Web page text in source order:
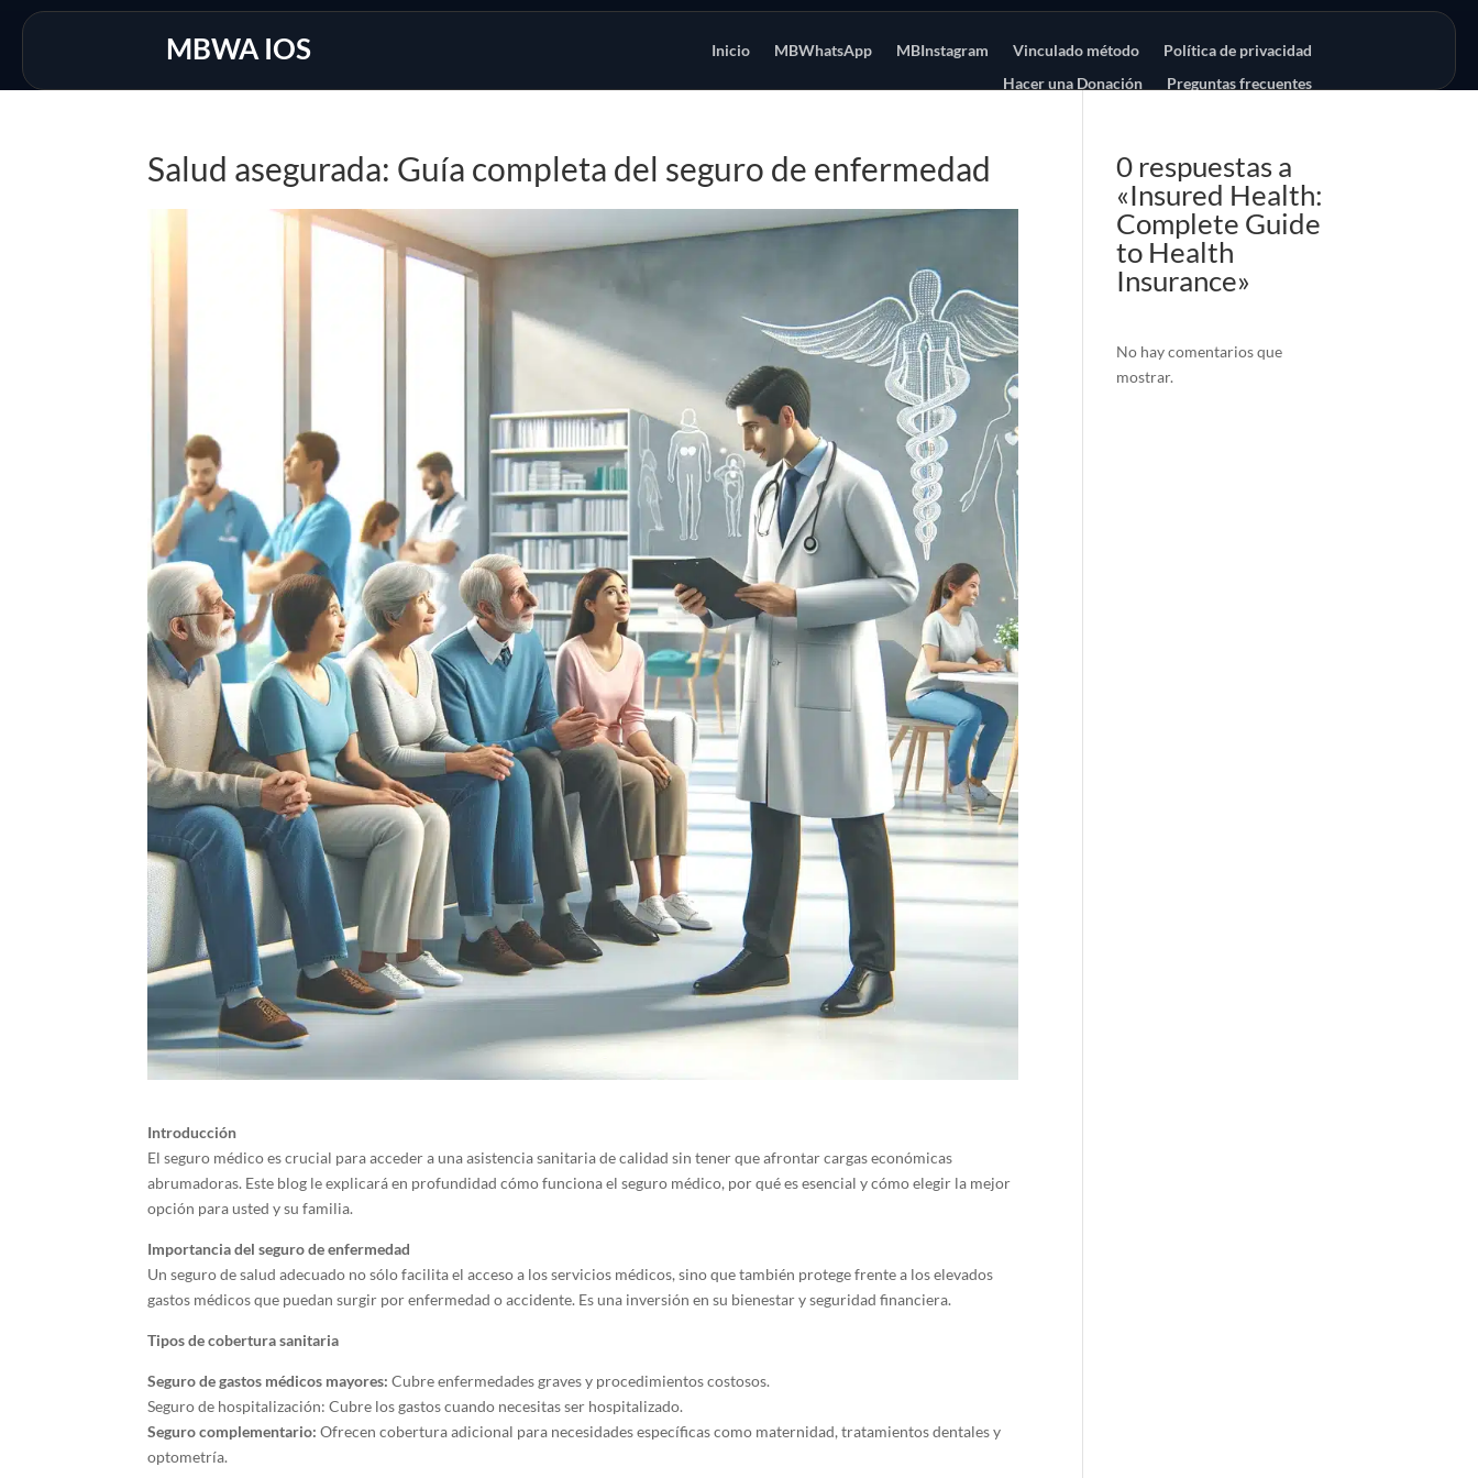
MBWA IOS Inicio MBWhatsApp MBInstagram Vinculado método
Política de privacidad
Hacer una Donación
Preguntas frecuentes
Salud asegurada: Guía completa del seguro de enfermedad
Introducción
El seguro médico es crucial para acceder a una asistencia sanitaria de calidad sin tener que afrontar cargas económicas
abrumadoras. Este blog le explicará en profundidad cómo funciona el seguro médico, por qué es esencial y cómo elegir la mejor
opción para usted y su familia.
Importancia del seguro de enfermedad
Un seguro de salud adecuado no sólo facilita el acceso a los servicios médicos, sino que también protege frente a los elevados
gastos médicos que puedan surgir por enfermedad o accidente. Es una inversión en su bienestar y seguridad financiera.
Tipos de cobertura sanitaria
Seguro de gastos médicos mayores: Cubre enfermedades graves y procedimientos costosos.
Seguro de hospitalización: Cubre los gastos cuando necesitas ser hospitalizado.
Seguro complementario: Ofrecen cobertura adicional para necesidades específicas como maternidad, tratamientos dentales y
optometría.
0 respuestas a
«Insured Health:
Complete Guide
to Health
Insurance»
No hay comentarios que
mostrar.